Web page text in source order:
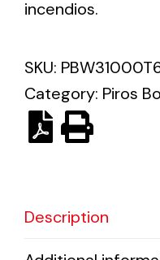
incendios.
SKU:
Category: Piros
Description